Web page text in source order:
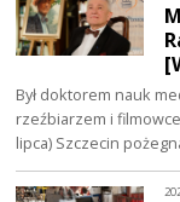
Był doktorem nauk
rzeźbiarzem i
lipca) Szczecin